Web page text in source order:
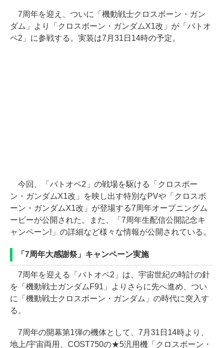
7周年を迎え、ついに「機動戦士クロスボーン・ガン
ダム」より「クロスボーン・ガンダムX1改」が「バトオ
ペ2」に参戦する。実装は7月31日14時の予定。
今回、「バトオペ2」の戦場を駆ける「クロスボー
ン・ガンダムX1改」を映し出す特別なPVや「クロスボ
ーン・ガンダムX1改」が登場する7周年オープニングム
ービーが公開された。また、「7周年生配信公開記念キ
ャンペーン!」の詳細など様々な情報が公開されている。
「7周年大感謝祭」キャンペーン実施
7周年を迎える「バトオペ2」は、宇宙世紀の時計の針
を「機動戦士ガンダムF91」よりさらに先へ進め、つい
に「機動戦士クロスボーン・ガンダム」の時代に突入す
る。
7周年の開幕第1弾の機体として、7月31日14時より、
地上/宇宙両用、COST750の★5汎用機「クロスボーン・